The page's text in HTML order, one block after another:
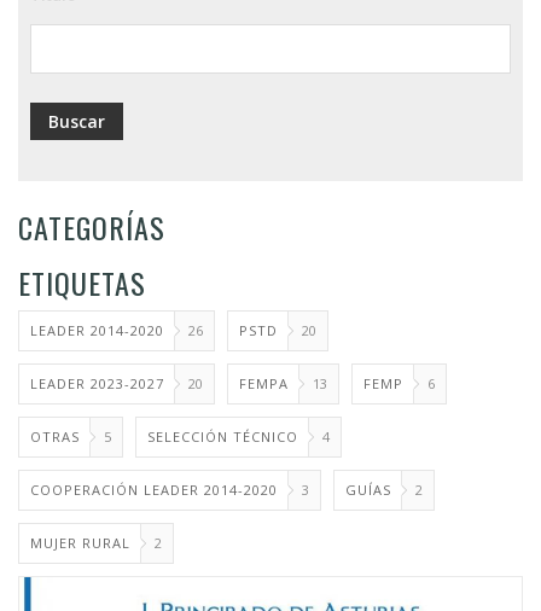
ayuda
a
la
CATEGORÍAS
ETIQUETAS
LEADER 2014-2020 26 PSTD 20
LEADER 2023-2027 20 FEMPA 13 FEMP 6
OTRAS 5 SELECCIÓN TÉCNICO 4
COOPERACIÓN LEADER 2014-2020 3 GUÍAS 2
MUJER RURAL 2